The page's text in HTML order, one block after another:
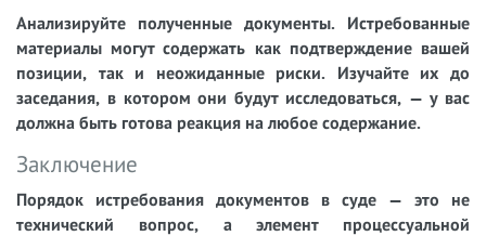
Анализируйте полученные документы. Истребованные
материалы могут содержать как подтверждение вашей
позиции, так и неожиданные риски. Изучайте их до
заседания, в котором они будут исследоваться, — у вас
должна быть готова реакция на любое содержание.
Заключение
Порядок истребования документов в суде — это не
технический вопрос, а элемент процессуальной